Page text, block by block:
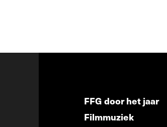
FFG door het jaar
Filmmuziek